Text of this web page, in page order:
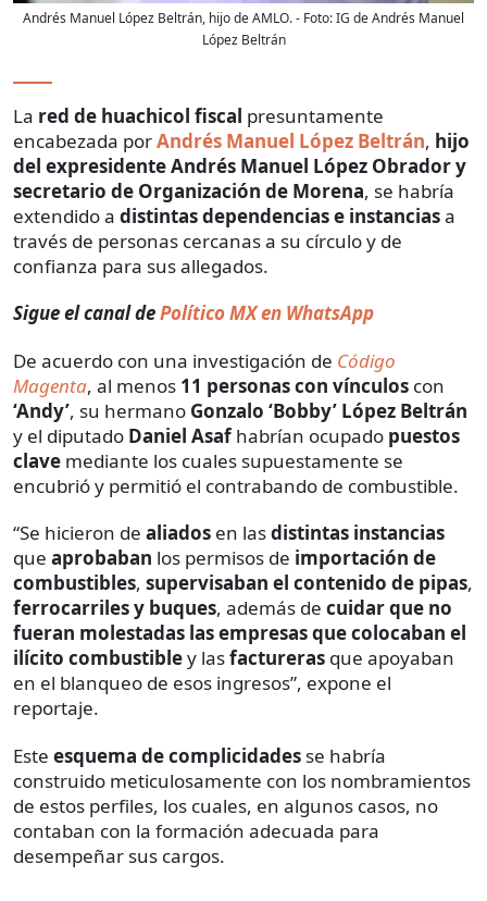
Andrés Manuel López Beltrán, hijo de AMLO.- Foto:IG de Andrés Manuel
López Beltrán
La red de huachicol fiscal presuntamente
encabezada porAndrés Manuel López Beltrán, hijo
del expresidente Andrés Manuel López Obradory
secretario de Organización de Morena, se habría
extendido a distintas dependencias e instanciasa
través de personas cercanas a su círculo y de
confianza para sus allegados.
Sigue el canal dePolítico MX en WhatsApp
De acuerdo con una investigación de Código
Magenta, al menos 11 personas con vínculos con
‘Andy’, su hermano Gonzalo ‘Bobby’ López Beltrán
y el diputado Daniel Asafhabrían ocupado puestos
clave mediante los cuales supuestamente se
encubrió y permitió el contrabando de combustible.
“Se hicieron de aliados en lasdistintas instancias
que aprobaban los permisos de importación de
combustibles, supervisaban el contenido de pipas,
ferrocarriles y buques, además de cuidar que no
fueran molestadas las empresasque colocaban el
ilícito combustibley lasfactureras que apoyaban
en el blanqueo de esos ingresos”, expone el
reportaje.
Este esquema de complicidades se habría
construido meticulosamente con los nombramientos
de estos perfiles, los cuales, en algunos casos, no
contaban con la formación adecuada para
desempeñar sus cargos.